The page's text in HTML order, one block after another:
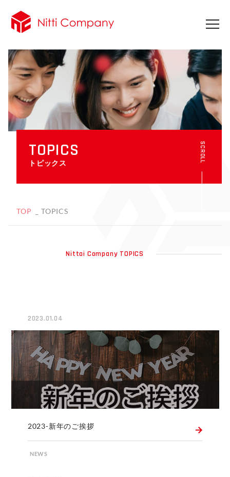
TOPICS
トピックス SCROLL
TOP TOPICS
Nittai Company TOPICS
2023.01.04
2023-新年のご挨拶
NEWS